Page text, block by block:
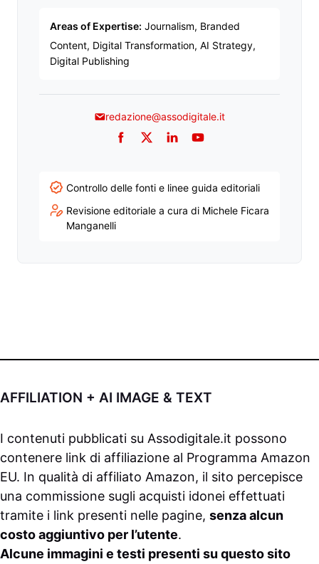
Areas of Expertise: Journalism, Branded
Content, Digital Transformation, AI Strategy,
Digital Publishing
redazione@assodigitale.it
Facebook
TwitterLinkedInYouTube
Controllo delle fonti e linee guida editoriali
Revisione editoriale a cura di Michele Ficara
Manganelli
AFFILIATION + AI IMAGE & TEXT
I contenuti pubblicati su Assodigitale.it possono
contenere link di affiliazione al Programma Amazon
EU. In qualità di affiliato Amazon, il sito percepisce
una commissione sugli acquisti idonei effettuati
tramite i link presenti nelle pagine, senza alcun
costo aggiuntivo per l’utente.
Alcune immagini e testi presenti su questo sito